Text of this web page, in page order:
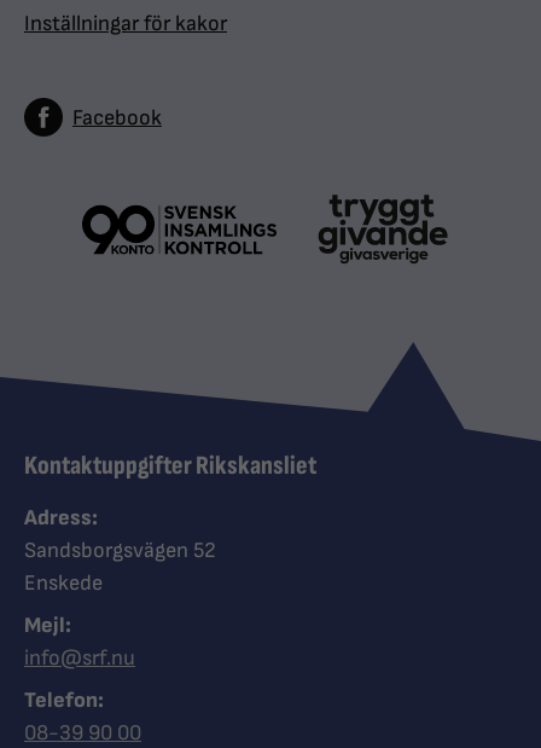
Inställningar för kakor
Facebook
Kontaktuppgifter Rikskansliet
Adress:
Sandsborgsvägen 52
Enskede
Mejl:
info@srf.nu
Telefon:
Ring Synskadades riksförbund
08-39 90 00